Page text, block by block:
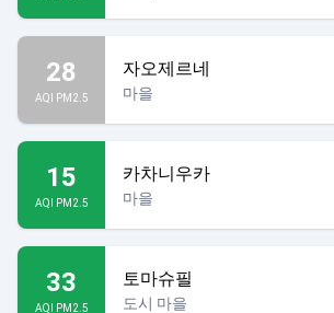
28
AQI PM2.5
자오제르네
마을
15
AQI PM2.5
카차니우카
마을
33
AQI PM2.5
토마슈필
도시 마을